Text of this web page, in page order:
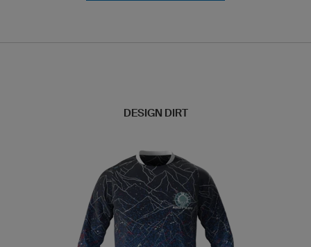
DESIGN DIRT